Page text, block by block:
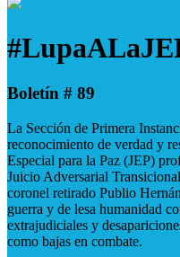
Boletín # 89
La Sección de Primera
reconocimiento de verdad y
Especial para la Paz (JEP)
Juicio Adversarial
coronel retirado Publio
guerra y de lesa humanidad
extrajudiciales y
como bajas en combate.